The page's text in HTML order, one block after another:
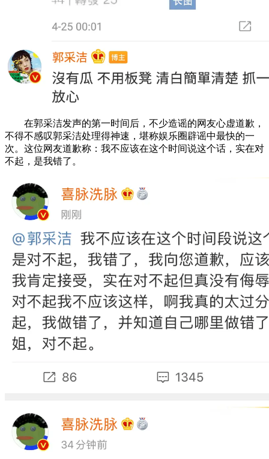
在郭采洁发声的第一时间后，不少造谣的网友心虚道歉，
不得不感叹郭采洁处理得神速，堪称娱乐圈辟谣中最快的一
次。这位网友道歉称：我不应该在这个时间说这个话，实在对
不起，是我错了。